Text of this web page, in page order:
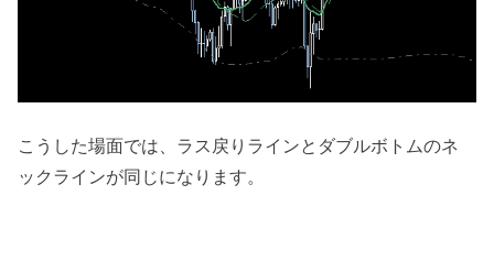
こうした場面では、ラス戻りラインとダブルボトムのネ
ックラインが同じになります。